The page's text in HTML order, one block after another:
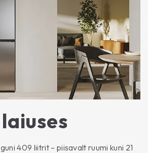
409 liitrit – piisavalt ruumi kuni 21